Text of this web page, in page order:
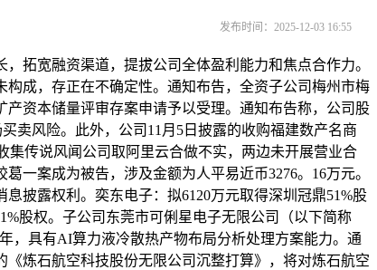
发布时间：2025-12-03 16:55
宽融资渠道，提拔公司全体盈利能力和焦点合作力。
成，存正在不确定性。通知布告，全资子公司梅州市梅
资本储量评审存案申请予以受理。通知布告称，公司股
卖风险。此外，公司11月5日披露的收购福建数产名商
集传说风闻公司取阿里云合做不实，两边未开展营业合
一案成为被告，涉及金额为人平易近币3276。16万元。
披露权利。奕东电子：拟6120万元取得深圳冠鼎51%股
股权。子公司东莞市可俐星电子无限公司（以下简称
，具有AI算力液冷散热产物布局分析处理方案能力。通
《炼石航空科技股份无限公司沉整打算》，将对炼石航空